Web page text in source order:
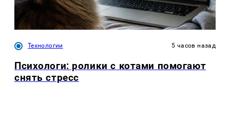
Технологии 5 часов назад
Психологи: ролики с котами помогают
снять стресс